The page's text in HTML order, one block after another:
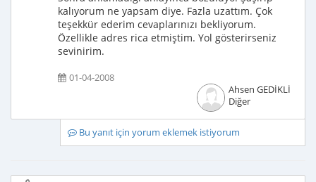
kalıyorum ne yapsam diye. Fazla uzattım. Çok
teşekkür ederim cevaplarınızı bekliyorum.
Özellikle adres rica etmiştim. Yol gösterirseniz
sevinirim.
01-04-2008
Ahsen GEDİKLİ
Diğer
Bu yanıt için yorum eklemek istiyorum